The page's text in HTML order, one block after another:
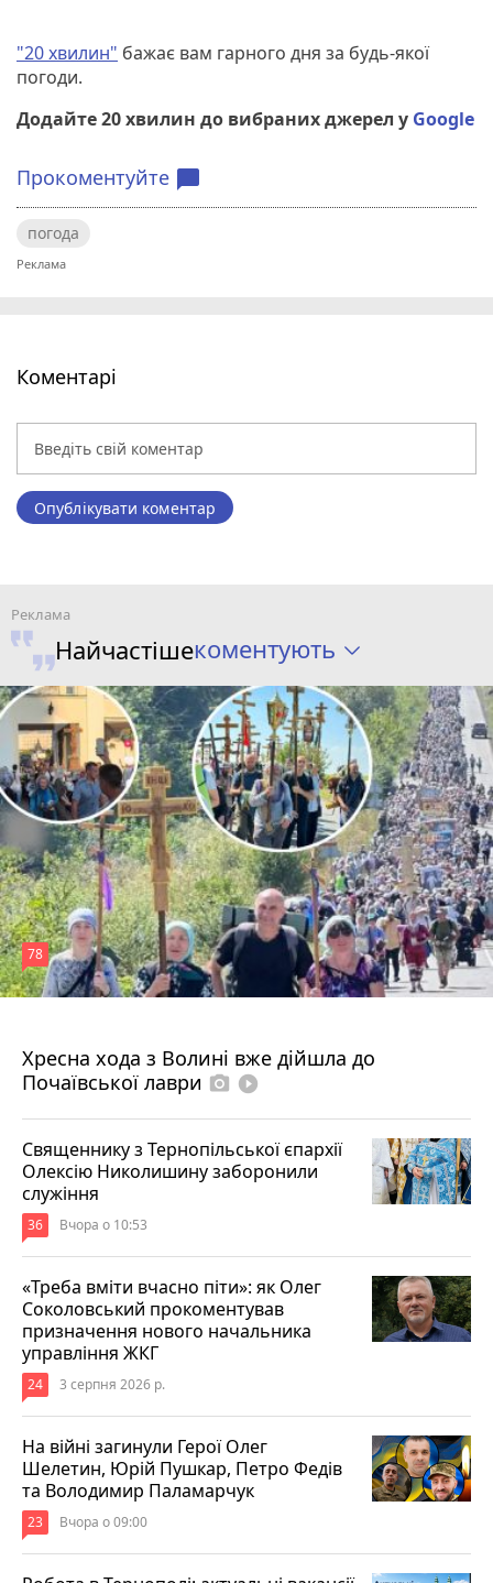
"20 хвилин" бажає вам гарного дня за будь-якої
погоди.
Додайте 20 хвилин до вибраних джерел у Google
Прокоментуйте chat_bubble
погода
Коментарі
Опублікувати коментар
Найчастішекоментують
Хресна хода з Волині вже дійшла до
Почаївської лаври photo_camera play_circle_filled
78
Священнику з Тернопільської єпархії
Олексію Николишину заборонили
служіння
36 Вчора о 10:53
«Треба вміти вчасно піти»: як Олег
Соколовський прокоментував
призначення нового начальника
управління ЖКГ
24 3 серпня 2026 р.
На війні загинули Герої Олег
Шелетин, Юрій Пушкар, Петро Федів
та Володимир Паламарчук
23 Вчора о 09:00